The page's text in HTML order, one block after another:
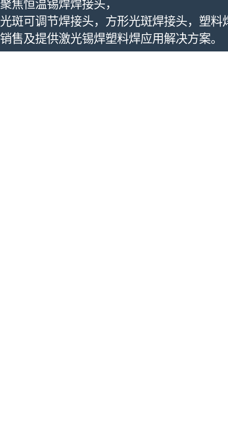
聚焦恒温锡焊焊接头，
光斑可调节焊接头，方形光斑焊接头，塑料
销售及提供激光锡焊塑料焊应用解决方案。